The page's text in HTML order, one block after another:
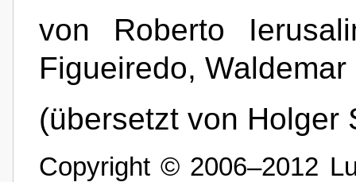
von Roberto
Figueiredo, Waldemar
(übersetzt von Holger
Copyright © 2006–2012